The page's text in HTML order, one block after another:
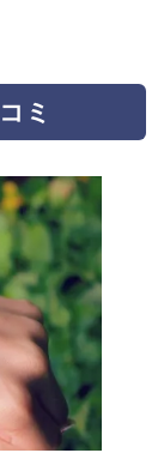
ミ